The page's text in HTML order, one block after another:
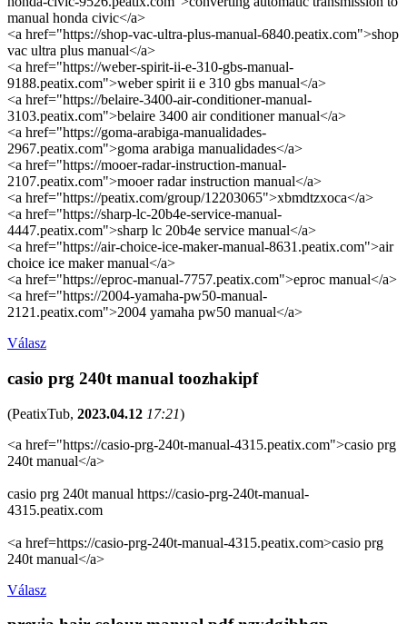
manual honda civic</a>
<a href="https://shop-vac-ultra-plus-manual-6840.peatix.com">shop
vac ultra plus manual</a>
<a href="https://weber-spirit-ii-e-310-gbs-manual-
9188.peatix.com">weber spirit ii e 310 gbs manual</a>
<a href="https://belaire-3400-air-conditioner-manual-
3103.peatix.com">belaire 3400 air conditioner manual</a>
<a href="https://goma-arabiga-manualidades-
2967.peatix.com">goma arabiga manualidades</a>
<a href="https://mooer-radar-instruction-manual-
2107.peatix.com">mooer radar instruction manual</a>
<a href="https://peatix.com/group/12203065">xbmdtzxoca</a>
<a href="https://sharp-lc-20b4e-service-manual-
4447.peatix.com">sharp lc 20b4e service manual</a>
<a href="https://air-choice-ice-maker-manual-8631.peatix.com">air
choice ice maker manual</a>
<a href="https://eproc-manual-7757.peatix.com">eproc manual</a>
<a href="https://2004-yamaha-pw50-manual-
2121.peatix.com">2004 yamaha pw50 manual</a>
Válasz
casio prg 240t manual toozhakipf
(PeatixTub, 2023.04.12 17:21)
<a href="https://casio-prg-240t-manual-4315.peatix.com">casio prg
240t manual</a>
casio prg 240t manual https://casio-prg-240t-manual-
4315.peatix.com
<a href=https://casio-prg-240t-manual-4315.peatix.com>casio prg
240t manual</a>
Válasz